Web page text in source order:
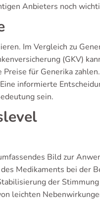
Anbieters noch
Im Vergleich zu
(GKV)
für Generika
informierte
sein.
Bild zur
Medikaments bei der
der
leichten